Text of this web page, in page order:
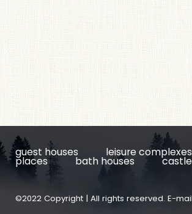
guest houses leisure complexes
places bath houses
©2022 Copyright | All rights reserved. E-